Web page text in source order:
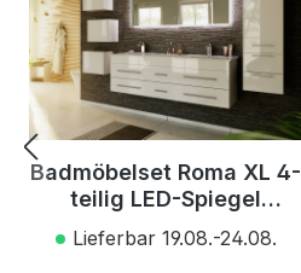
Badmöbelset Roma XL 4-
teilig LED-Spiegel
Seitenschrank 3er Boxen
weiss hochglanz
Lieferbar 19.08.-24.08.